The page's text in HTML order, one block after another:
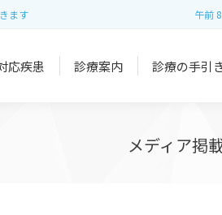
ます 午前
応疾患 診療案内 診療の手引
メディア掲